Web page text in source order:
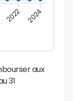
2022 2024
aux
31